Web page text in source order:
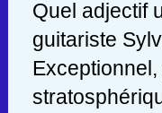
Quel adjectif
guitariste